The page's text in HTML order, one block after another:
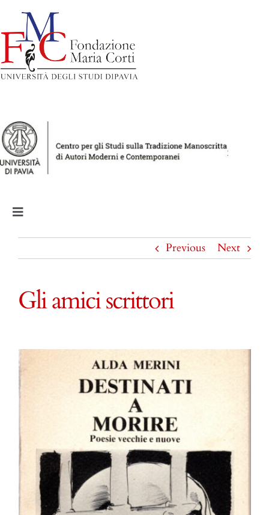
al
contenuto
Toggle
Navigation
Il dibattito culturale
I luoghi della narratrice
Gli amici scrittori
Previous Next
Gli amici scrittori